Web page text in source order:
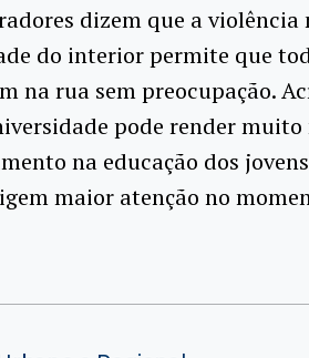
dizem que a
do interior permite que
na rua sem preocupação.
pode render muito
na educação dos
maior atenção no